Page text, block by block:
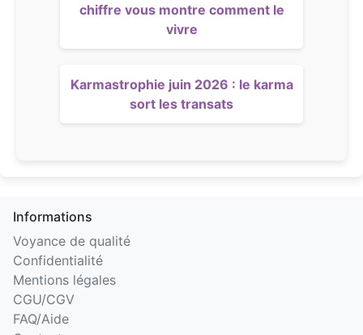
chiffre vous montre comment le
vivre
Karmastrophie juin 2026 : le karma
sort les transats
Informations
Voyance de qualité
Confidentialité
Mentions légales
CGU/CGV
FAQ/Aide